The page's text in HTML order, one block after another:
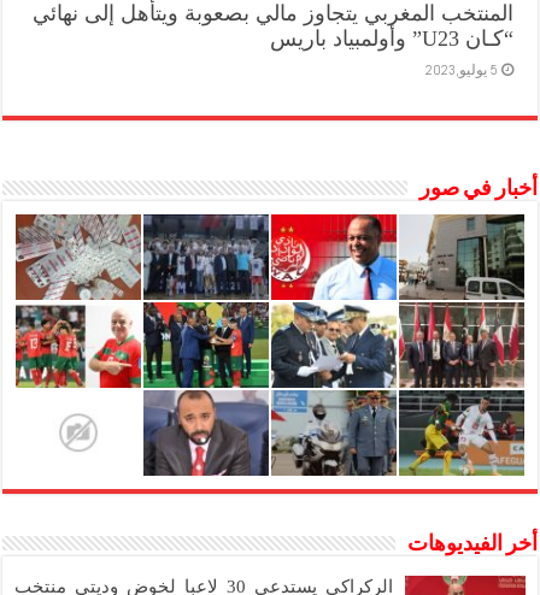
المنتخب المغربي يتجاوز مالي بصعوبة ويتأهل إلى نهائي
“كـان U23” وأولمبياد باريس
5 يوليو,2023
أخبار في صور
أخر الفيديوهات
الركراكي يستدعي 30 لاعبا لخوض وديتي منتخب